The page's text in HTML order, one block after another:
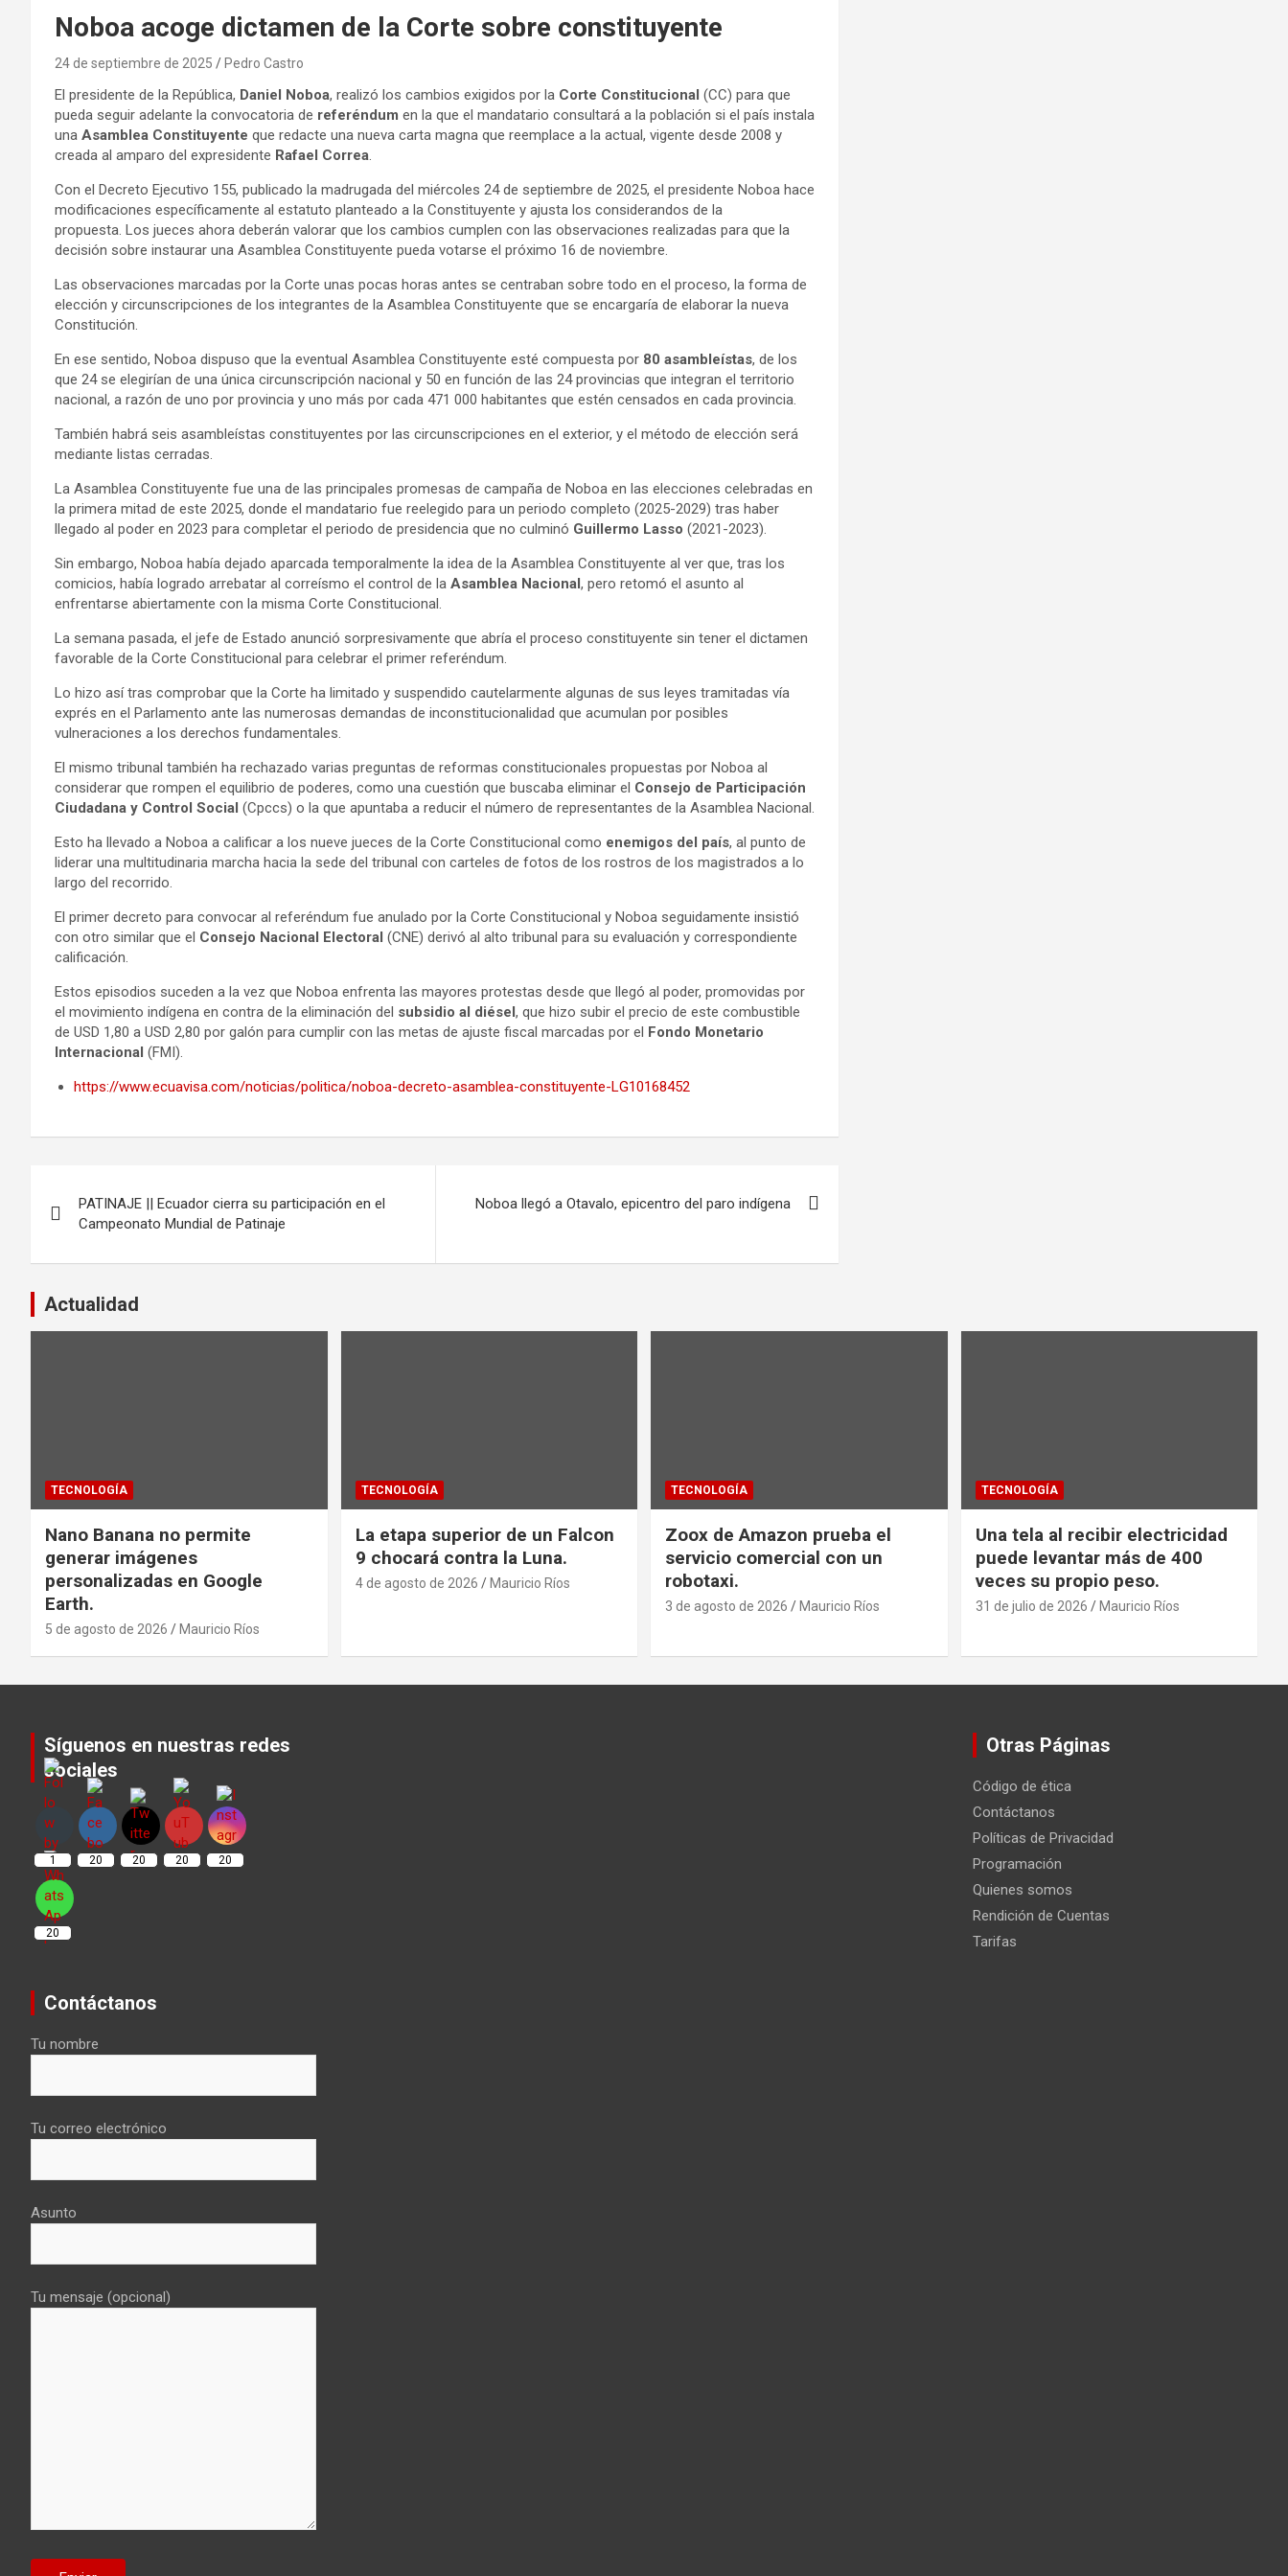
Noboa acoge dictamen de la Corte sobre constituyente
24 de septiembre de 2025 Pedro Castro
El presidente de la República, Daniel Noboa, realizó los cambios exigidos por la Corte Constitucional (CC) para que
pueda seguir adelante la convocatoria de referéndum en la que el mandatario consultará a la población si el país instala
una Asamblea Constituyente que redacte una nueva carta magna que reemplace a la actual, vigente desde 2008 y
creada al amparo del expresidente Rafael Correa.
Con el Decreto Ejecutivo 155, publicado la madrugada del miércoles 24 de septiembre de 2025, el presidente Noboa hace
modificaciones específicamente al estatuto planteado a la Constituyente y ajusta los considerandos de la
propuesta. Los jueces ahora deberán valorar que los cambios cumplen con las observaciones realizadas para que la
decisión sobre instaurar una Asamblea Constituyente pueda votarse el próximo 16 de noviembre.
Las observaciones marcadas por la Corte unas pocas horas antes se centraban sobre todo en el proceso, la forma de
elección y circunscripciones de los integrantes de la Asamblea Constituyente que se encargaría de elaborar la nueva
Constitución.
En ese sentido, Noboa dispuso que la eventual Asamblea Constituyente esté compuesta por 80 asambleístas, de los
que 24 se elegirían de una única circunscripción nacional y 50 en función de las 24 provincias que integran el territorio
nacional, a razón de uno por provincia y uno más por cada 471 000 habitantes que estén censados en cada provincia.
También habrá seis asambleístas constituyentes por las circunscripciones en el exterior, y el método de elección será
mediante listas cerradas.
La Asamblea Constituyente fue una de las principales promesas de campaña de Noboa en las elecciones celebradas en
la primera mitad de este 2025, donde el mandatario fue reelegido para un periodo completo (2025-2029) tras haber
llegado al poder en 2023 para completar el periodo de presidencia que no culminó Guillermo Lasso (2021-2023).
Sin embargo, Noboa había dejado aparcada temporalmente la idea de la Asamblea Constituyente al ver que, tras los
comicios, había logrado arrebatar al correísmo el control de la Asamblea Nacional, pero retomó el asunto al
enfrentarse abiertamente con la misma Corte Constitucional.
La semana pasada, el jefe de Estado anunció sorpresivamente que abría el proceso constituyente sin tener el dictamen
favorable de la Corte Constitucional para celebrar el primer referéndum.
Lo hizo así tras comprobar que la Corte ha limitado y suspendido cautelarmente algunas de sus leyes tramitadas vía
exprés en el Parlamento ante las numerosas demandas de inconstitucionalidad que acumulan por posibles
vulneraciones a los derechos fundamentales.
El mismo tribunal también ha rechazado varias preguntas de reformas constitucionales propuestas por Noboa al
considerar que rompen el equilibrio de poderes, como una cuestión que buscaba eliminar el Consejo de Participación
Ciudadana y Control Social (Cpccs) o la que apuntaba a reducir el número de representantes de la Asamblea Nacional.
Esto ha llevado a Noboa a calificar a los nueve jueces de la Corte Constitucional como enemigos del país, al punto de
liderar una multitudinaria marcha hacia la sede del tribunal con carteles de fotos de los rostros de los magistrados a lo
largo del recorrido.
El primer decreto para convocar al referéndum fue anulado por la Corte Constitucional y Noboa seguidamente insistió
con otro similar que el Consejo Nacional Electoral (CNE) derivó al alto tribunal para su evaluación y correspondiente
calificación.
Estos episodios suceden a la vez que Noboa enfrenta las mayores protestas desde que llegó al poder, promovidas por
el movimiento indígena en contra de la eliminación del subsidio al diésel, que hizo subir el precio de este combustible
de USD 1,80 a USD 2,80 por galón para cumplir con las metas de ajuste fiscal marcadas por el Fondo Monetario
Internacional (FMI).
https://www.ecuavisa.com/noticias/politica/noboa-decreto-asamblea-constituyente-LG10168452
de
entradas
PATINAJE || Ecuador cierra su participación en el
Campeonato Mundial de Patinaje
Noboa llegó a Otavalo, epicentro del paro indígena
Actualidad
TECNOLOGÍA
Nano Banana no permite
generar imágenes
personalizadas en Google
Earth.
5 de agosto de 2026 Mauricio Ríos
TECNOLOGÍA
La etapa superior de un Falcon
9 chocará contra la Luna.
4 de agosto de 2026 Mauricio Ríos
TECNOLOGÍA
Zoox de Amazon prueba el
servicio comercial con un
robotaxi.
3 de agosto de 2026 Mauricio Ríos
TECNOLOGÍA
Una tela al recibir electricidad
puede levantar más de 400
veces su propio peso.
31 de julio de 2026 Mauricio Ríos
Síguenos en nuestras redes
sociales
1 20 20 20 20
20
Contáctanos
Tu nombre
Tu correo electrónico
Asunto
Tu mensaje (opcional)
Otras Páginas
Código de ética
Contáctanos
Políticas de Privacidad
Programación
Quienes somos
Rendición de Cuentas
Tarifas